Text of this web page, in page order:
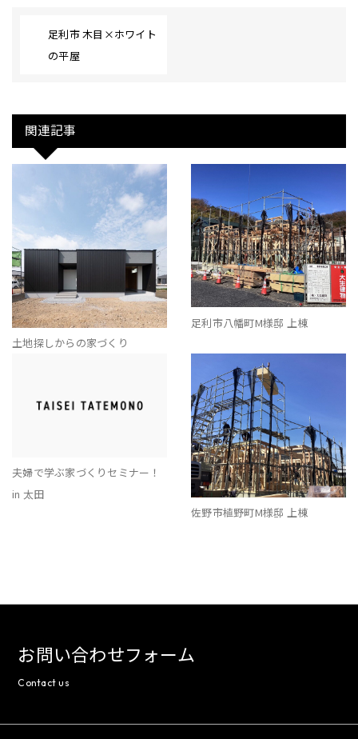
足利市 木目×ホワイト
の平屋
関連記事
土地探しからの家づくり
足利市八幡町M様邸 上棟
夫婦で学ぶ家づくりセミナー！
in 太田
佐野市植野町M様邸 上棟
お問い合わせフォーム
Contact us